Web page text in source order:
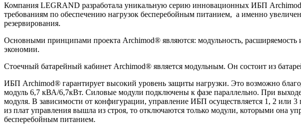
Компания LEGRAND разработала уникальную серию инновационных ИБП
требованиям по обеспечению нагрузок бесперебойным питанием, а именно
резервирования.
Основными принципами проекта Archimod® являются: модульность, расширяемость
экономии.
Стоечный батарейный кабинет Archimod® является модульным. Он состоит из
ИБП Archimod® гарантирует высокий уровень защиты нагрузки. Это возможно
модуль 6,7 кВА/6,7кВт. Силовые модули подключены к фазе параллельно. При
модуля. В зависимости от конфигурации, управление ИБП осуществляется 1, 2 или
из плат управления вышла из строя, то отключаются только модули, которыми она
бесперебойным питанием.